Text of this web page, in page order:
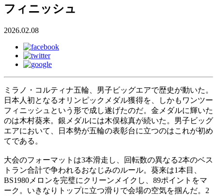
フィニッシュ
2026.02.08
ミラノ・コルティナ五輪、男子ビッグエアで歴史が動いた。
日本人初となるオリンピックメダル獲得を、しかもワンツー
フィニッシュという形で成し遂げたのだ。金メダルに輝いた
のは木村葵来。銀メダルには木俣椋真が続いた。男子ビッグ
エアにおいて、日本勢が五輪の表彰台に立つのはこれが初め
てである。
大会のフォーマットは3本滑走し、回転数の異なる2本のベス
トラン合計で争われるおなじみのルール。葵来は1本目、
BS1980メロンを完璧にクリーンメイクし、89ポイントをマ
ーク。いきなりトップに立つ滑りで会場の空気を掴んだ。2